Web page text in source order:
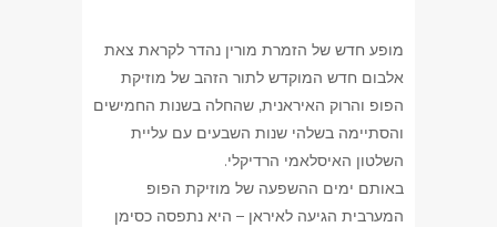
מופע חדש של הזמרת מורין נהדר לקראת צאת
אלבום חדש המוקדש לתור הזהב של מוזיקת
הפופ והרוק האיראנית, שהחלה בשנות החמישים
והסתיימה בשלהי שנות השבעים עם עליית
השלטון האיסלאמי הרדיקלי.
באותם ימים ההשפעה של מוזיקת הפופ
המערבית הגיעה לאיראן – היא נתפסה כסימן